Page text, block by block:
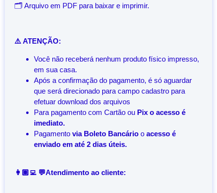
🗂️ Arquivo em PDF para baixar e imprimir.
⚠️ ATENÇÃO:
Você não receberá nenhum produto físico impresso,
em sua casa.
Após a confirmação do pagamento, é só aguardar
que será direcionado para campo cadastro para
efetuar download dos arquivos
Para pagamento com Cartão ou Pix o acesso é
imediato.
Pagamento via Boleto Bancário o acesso é
enviado em até 2 dias úteis.
👩🏽‍💻 💬Atendimento ao cliente: